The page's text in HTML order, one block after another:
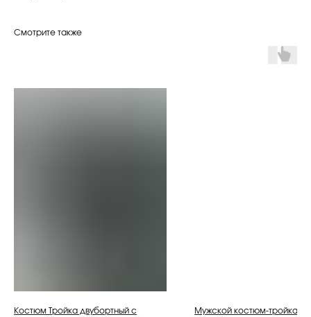
Смотрите также
Костюм Тройка двубортный с
Мужской костюм-тройка